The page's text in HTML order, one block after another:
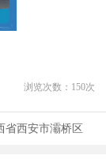
浏览次数： 150次
省西安市灞桥区